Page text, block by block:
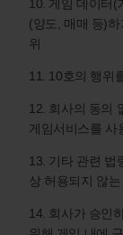
10. 게임 데이터(
(양도, 매매 등)
위
11. 10호의 행위
12. 회사의 동의
게임서비스를 사
13. 기타 관련 법
상 허용되지 않는
14. 회사가 승인